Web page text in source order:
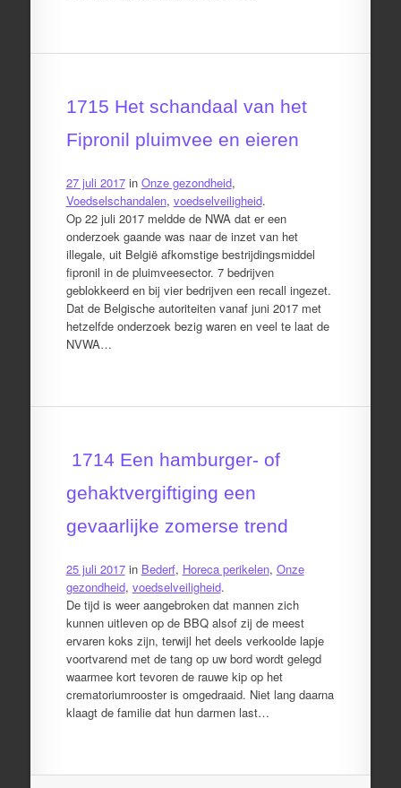
1715 Het schandaal van het
Fipronil pluimvee en eieren
27 juli 2017in Onze gezondheid,
Voedselschandalen, voedselveiligheid.
Op 22 juli 2017 meldde de NWA dat er een
onderzoek gaande was naar de inzet van het
illegale, uit België afkomstige bestrijdingsmiddel
fipronil in de pluimveesector. 7 bedrijven
geblokkeerd en bij vier bedrijven een recall ingezet.
Dat de Belgische autoriteiten vanaf juni 2017 met
hetzelfde onderzoek bezig waren en veel te laat de
NVWA…
1714 Een hamburger- of
gehaktvergiftiging een
gevaarlijke zomerse trend
25 juli 2017in Bederf, Horeca perikelen, Onze
gezondheid, voedselveiligheid.
De tijd is weer aangebroken dat mannen zich
kunnen uitleven op de BBQ alsof zij de meest
ervaren koks zijn, terwijl het deels verkoolde lapje
voortvarend met de tang op uw bord wordt gelegd
waarmee kort tevoren de rauwe kip op het
crematoriumrooster is omgedraaid. Niet lang daarna
klaagt de familie dat hun darmen last…